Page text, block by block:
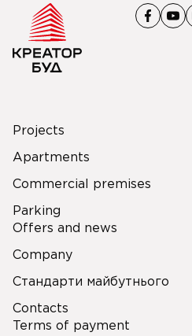
Projects
Apartments
Commercial premises
Parking
Offers and news
Company
Стандарти майбутнього
Contacts
Terms of payment